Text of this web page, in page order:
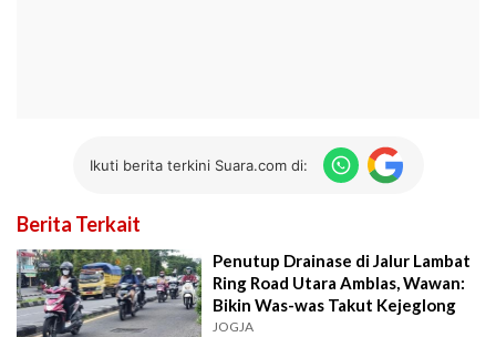
Ikuti berita terkini Suara.com di:
Berita Terkait
Penutup Drainase di Jalur Lambat
Ring Road Utara Amblas, Wawan:
Bikin Was-was Takut Kejeglong
JOGJA